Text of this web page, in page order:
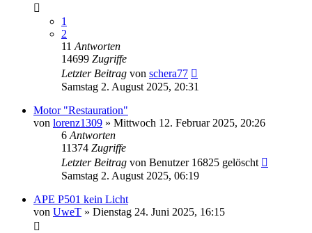
1
2
11 Antworten
14699 Zugriffe
Letzter Beitrag von schera77
Samstag 2. August 2025, 20:31
Motor "Restauration"
von lorenz1309 » Mittwoch 12. Februar 2025, 20:26
6 Antworten
11374 Zugriffe
Letzter Beitrag von Benutzer 16825 gelöscht
Samstag 2. August 2025, 06:19
APE P501 kein Licht
von UweT » Dienstag 24. Juni 2025, 16:15